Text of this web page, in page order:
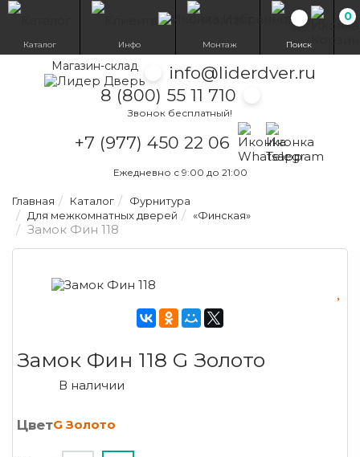
Магазин-склад
info@liderdver.ru
8 (800) 55 11 710
Звонок бесплатный!
+7 (977) 450 22 06
Написать на
Написать на
Ежедневно с 9:00 до 21:00
0
Каталог Инфо Монтаж Поиск
Главная Каталог
Фурнитура
Для межкомнатных дверей
«Финская»
Замок Фин 118
Замок Фин 118 G Золото
В наличии
ЦветG Золото